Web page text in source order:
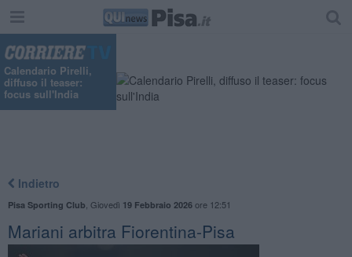
Calendario Pirelli,
diffuso il teaser:
focus sull'India
Indietro
Pisa Sporting Club Giovedì 19 Febbraio 2026ore 12:51
Mariani arbitra Fiorentina-Pisa